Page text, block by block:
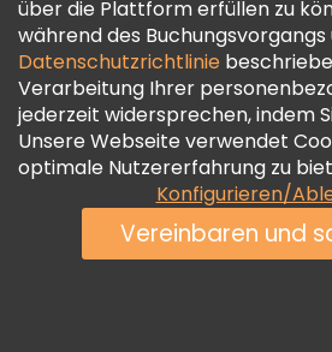
Treueprogramm
über die Plattform erfüllen zu
während des Buchungsvorgangs
Datenschutzrichtlinie
Verarbeitung Ihrer
jederzeit widersprechen, indem
Unsere Webseite verwendet
optimale Nutzererfahrung zu
Konfigurieren/
Vereinbaren und